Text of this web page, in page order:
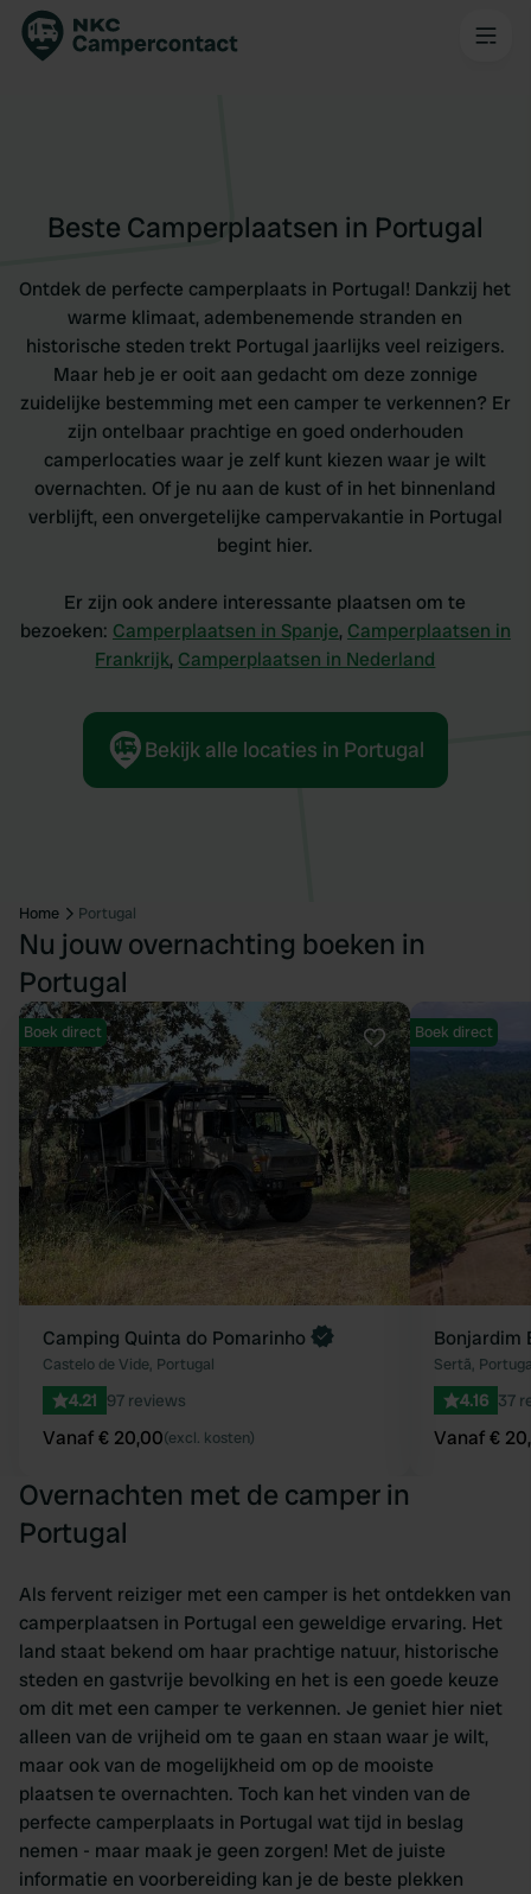
Beste Camperplaatsen in Portugal
Ontdek de perfecte camperplaats in Portugal! Dankzij het
warme klimaat, adembenemende stranden en
historische steden trekt Portugal jaarlijks veel reizigers.
Maar heb je er ooit aan gedacht om deze zonnige
zuidelijke bestemming met een camper te verkennen? Er
zijn ontelbaar prachtige en goed onderhouden
camperlocaties waar je zelf kunt kiezen waar je wilt
overnachten. Of je nu aan de kust of in het binnenland
verblijft, een onvergetelijke campervakantie in Portugal
begint hier.
Er zijn ook andere interessante plaatsen om te
bezoeken: Camperplaatsen in Spanje, Camperplaatsen in
Frankrijk, Camperplaatsen in Nederland
Bekijk alle locaties in Portugal
Home Portugal
Nu jouw overnachting boeken in
Portugal
Favoriet
Boek direct
Camping Quinta do Pomarinho
Castelo de Vide, Portugal
4.21 97 reviews
Vanaf € 20,00(excl. kosten)
Boek direct
Bonjardim
Sertã,
4.16 37
Vanaf €
Overnachten met de camper in
Portugal
Als fervent reiziger met een camper is het ontdekken van
camperplaatsen in Portugal een geweldige ervaring. Het
land staat bekend om haar prachtige natuur, historische
steden en gastvrije bevolking en het is een goede keuze
om dit met een camper te verkennen. Je geniet hier niet
alleen van de vrijheid om te gaan en staan waar je wilt,
maar ook van de mogelijkheid om op de mooiste
plaatsen te overnachten. Toch kan het vinden van de
perfecte camperplaats in Portugal wat tijd in beslag
nemen - maar maak je geen zorgen! Met de juiste
informatie en voorbereiding kan je de beste plekken